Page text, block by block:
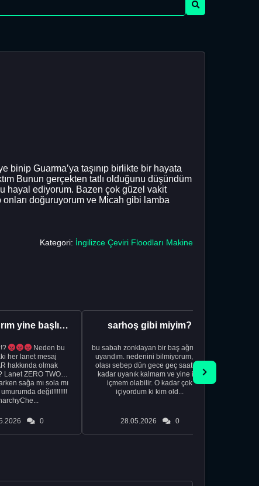
binip Guarma’ya taşınıp birlikte bir hayata
Bunun gerçekten tatlı olduğunu düşündüm
hayal ediyorum. Bazen çok güzel vakit
onları doğuruyorum ve Micah gibi lamba
Kategori: İngilizce Çeviri Floodları Makine
Aman Tanrım yine başlıyoruz..
Neden bu
her lanet mesaj
hakkında olmak
Lanet ZERO TWO
sağa mı sola mı
umurumda değil!!!!!!!!
0
sarhoş gibi miyim?
bu sabah zonklayan bir baş ağrısıyla
uyandım. nedenini bilmiyorum, tek
olası sebep dün gece geç saatlere
kadar uyanık kalmam ve yine içki
içmem olabilir. O kadar çok
içiyordum ki kim old...
28.05.2026 0